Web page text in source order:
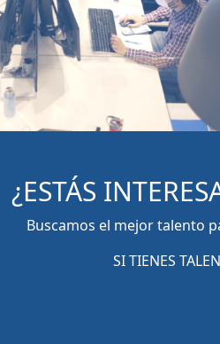
¿ESTÁS
Buscamos el mejor talento
SI TIENES